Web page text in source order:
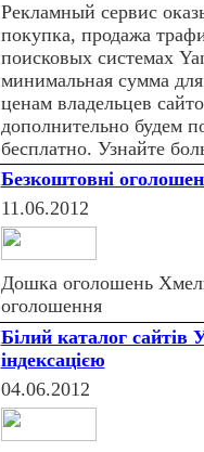
Рекламный сервис
покупка, продажа
поисковых системах
минимальная сумма
ценам владельцев
дополнительно будем
бесплатно. Узнайте
Безкоштовні
11.06.2012
Дошка оголошень
оголошення
Бiлий каталог сайтiв
iндексацiєю
04.06.2012